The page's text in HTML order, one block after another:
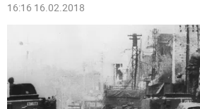
16:16 16.02.2018